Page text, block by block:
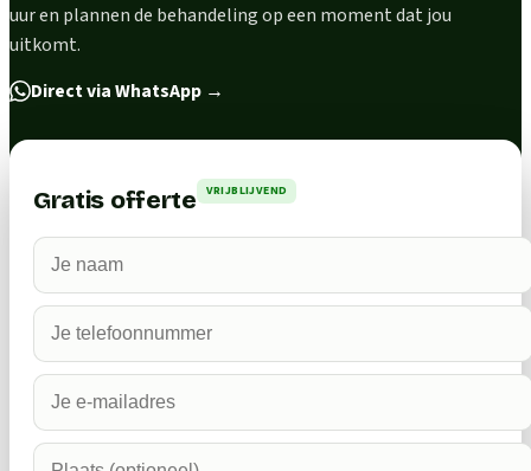
uur en plannen de behandeling op een moment dat jou
uitkomt.
Direct via WhatsApp →
Gratis offerte VRIJBLIJVEND